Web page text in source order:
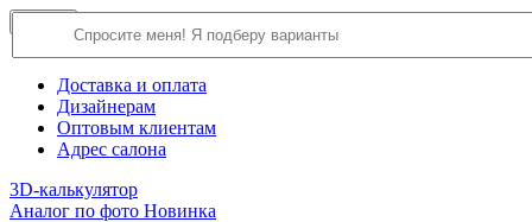
О компании
Доставка и оплата
Дизайнерам
Оптовым клиентам
Адрес салона
3D-калькулятор
Аналог по фото Новинка